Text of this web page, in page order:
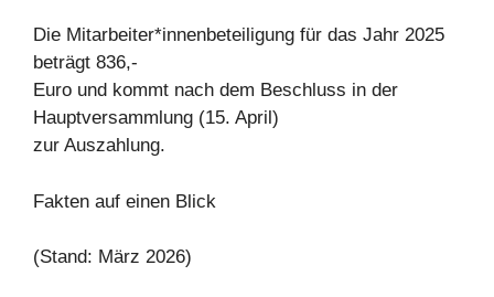
Die Mitarbeiter*innenbeteiligung für das Jahr 2025
beträgt 836,-
Euro und kommt nach dem Beschluss in der
Hauptversammlung (15. April)
zur Auszahlung.
Fakten auf einen Blick
(Stand: März 2026)